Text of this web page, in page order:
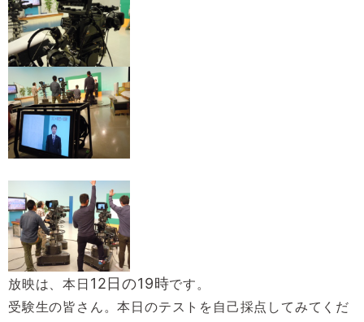
放映は、本日 12日の19時です。
受験生の皆さん。本日のテストを自己採点してみてくだ